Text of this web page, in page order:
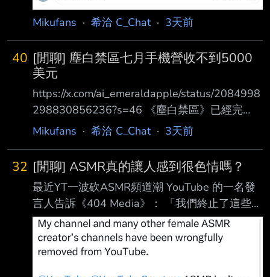
Mikufans · 希洽 C_Chat· 3天前
40 [閒聊] 塵白禁區七月手機營收不到5000
美元
https://x.com/ai_emeraldapple/status/2084998
298830856236?s=46 《塵白禁區》已經完
了。 恭喜《戀與深空》的玩家，你們的激進女
在行動平台的營收只有4,750美元，下載量也僅
有3,000次 相比過去每月平均約100萬美元的營
收，已經大幅下滑。 這種狀況根本無法長期維
持，遊戲也已經到了幾乎不具任何商業價值的地
步。 在《戀與深空》社群攻擊這款遊戲，並向
中國政府施壓要求審查之後，遊戲停服了大約三
個 月。 重新上線
Mikufans · 希洽 C_Chat· 3天前
32 [閒聊] ASMR真的讓人感到很色情嗎？
最近YT一波砍ASMR頻道潮 YouTube 的一名發
言人告訴《404 Media》： 「我們終止了這些頻
道，因為它們連結至違反我們裸露與色情內容政
策的內容。」 有被砍的表達不滿
https://i.imgur.com/dLGybQk.jpeg